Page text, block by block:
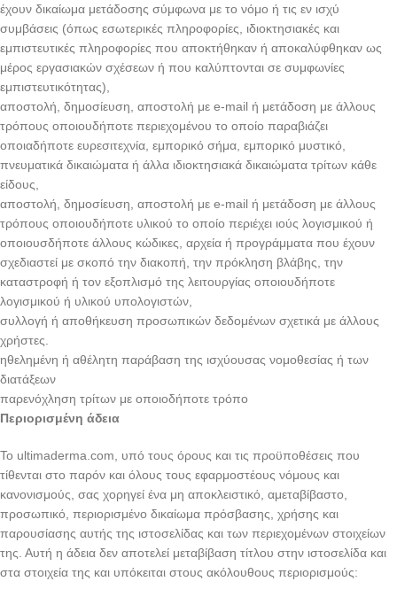
έχουν δικαίωμα μετάδοσης σύμφωνα με το νόμο ή τις εν ισχύ
συμβάσεις (όπως εσωτερικές πληροφορίες, ιδιοκτησιακές και
εμπιστευτικές πληροφορίες που αποκτήθηκαν ή αποκαλύφθηκαν ως
μέρος εργασιακών σχέσεων ή που καλύπτονται σε συμφωνίες
εμπιστευτικότητας),
αποστολή, δημοσίευση, αποστολή με e-mail ή μετάδοση με άλλους
τρόπους οποιουδήποτε περιεχομένου το οποίο παραβιάζει
οποιαδήποτε ευρεσιτεχνία, εμπορικό σήμα, εμπορικό μυστικό,
πνευματικά δικαιώματα ή άλλα ιδιοκτησιακά δικαιώματα τρίτων κάθε
είδους,
αποστολή, δημοσίευση, αποστολή με e-mail ή μετάδοση με άλλους
τρόπους οποιουδήποτε υλικού το οποίο περιέχει ιούς λογισμικού ή
οποιουσδήποτε άλλους κώδικες, αρχεία ή προγράμματα που έχουν
σχεδιαστεί με σκοπό την διακοπή, την πρόκληση βλάβης, την
καταστροφή ή τον εξοπλισμό της λειτουργίας οποιουδήποτε
λογισμικού ή υλικού υπολογιστών,
συλλογή ή αποθήκευση προσωπικών δεδομένων σχετικά με άλλους
χρήστες.
ηθελημένη ή αθέλητη παράβαση της ισχύουσας νομοθεσίας ή των
διατάξεων
παρενόχληση τρίτων με οποιοδήποτε τρόπο
Περιορισμένη άδεια
Το ultimaderma.com, υπό τους όρους και τις προϋποθέσεις που
τίθενται στο παρόν και όλους τους εφαρμοστέους νόμους και
κανονισμούς, σας χορηγεί ένα μη αποκλειστικό, αμεταβίβαστο,
προσωπικό, περιορισμένο δικαίωμα πρόσβασης, χρήσης και
παρουσίασης αυτής της ιστοσελίδας και των περιεχομένων στοιχείων
της. Αυτή η άδεια δεν αποτελεί μεταβίβαση τίτλου στην ιστοσελίδα και
στα στοιχεία της και υπόκειται στους ακόλουθους περιορισμούς: